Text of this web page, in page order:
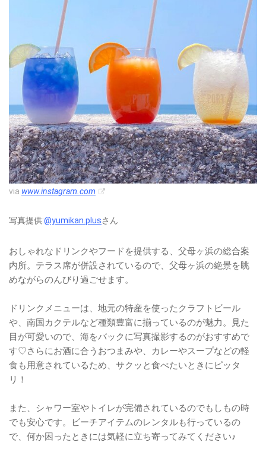
via www.instagram.com
写真提供:@yumikan.plusさん
おしゃれなドリンクやフードを提供する、父母ヶ浜の総合案
内所。テラス席が併設されているので、父母ヶ浜の絶景を眺
めながらのんびり過ごせます。
ドリンクメニューは、地元の特産を使ったクラフトビール
や、南国カクテルなど種類豊富に揃っているのが魅力。見た
目が可愛いので、海をバックに写真撮影するのがおすすめで
す♡さらにお酒に合うおつまみや、カレーやスープなどの軽
食も用意されているため、サクッと食べたいときにピッタ
リ！
また、シャワー室やトイレが完備されているのでもしもの時
でも安心です。ビーチアイテムのレンタルも行っているの
で、何か困ったときには気軽に立ち寄ってみてください♪